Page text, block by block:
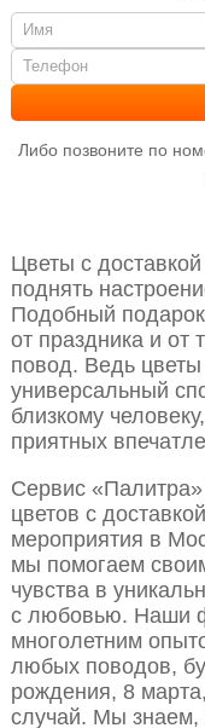
Либо позвоните по
Цветы с
поднять
Подобный
от праздника и от
повод. Ведь
универсальный
близкому
приятных
Сервис
цветов с
мероприятия в
мы помогаем
чувства в
с любовью. Наши
многолетним
любых поводов,
рождения, 8
случай. Мы знаем,